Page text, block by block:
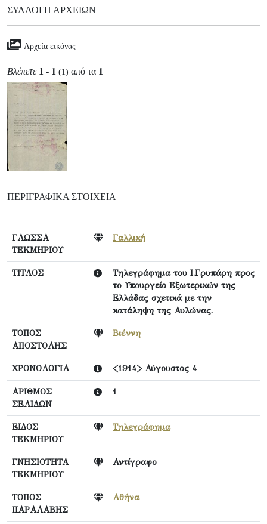
ΣΥΛΛΟΓΉ ΑΡΧΕΊΩΝ
Αρχεία εικόνας
Βλέπετε 1 - 1 (1) από τα 1
ΠΕΡΙΓΡΑΦΙΚΆ ΣΤΟΙΧΕΊΑ
ΓΛΩΣΣΑ
ΤΕΚΜΗΡΙΟΥ
Γαλλική
ΤΙΤΛΟΣ
Τηλεγράφημα του Ι.Γρυπάρη προς
το Υπουργείο Εξωτερικών της
Ελλάδας σχετικά με την
κατάληψη της Αυλώνας.
ΤΟΠΟΣ
ΑΠΟΣΤΟΛΗΣ
Βιέννη
ΧΡΟΝΟΛΟΓΙΑ <1914> Αύγουστος 4
ΑΡΙΘΜΟΣ
ΣΕΛΙΔΩΝ
1
ΕΙΔΟΣ
ΤΕΚΜΗΡΙΟΥ
Τηλεγράφημα
ΓΝΗΣΙΟΤΗΤΑ
ΤΕΚΜΗΡΙΟΥ
Αντίγραφο
ΤΟΠΟΣ
ΠΑΡΑΛΑΒΗΣ
Αθήνα